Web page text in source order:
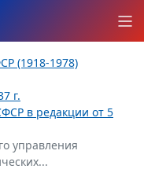
(1918-1978)
г.
в редакции от 5
управления